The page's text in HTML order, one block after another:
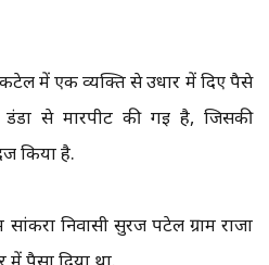
में एक व्यक्ति से उधार में दिए पैसे
से मारपीट की गई है, जिसकी
किया है.
निवासी सुरज पटेल ग्राम राजा